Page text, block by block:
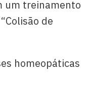
um treinamento
de
homeopáticas